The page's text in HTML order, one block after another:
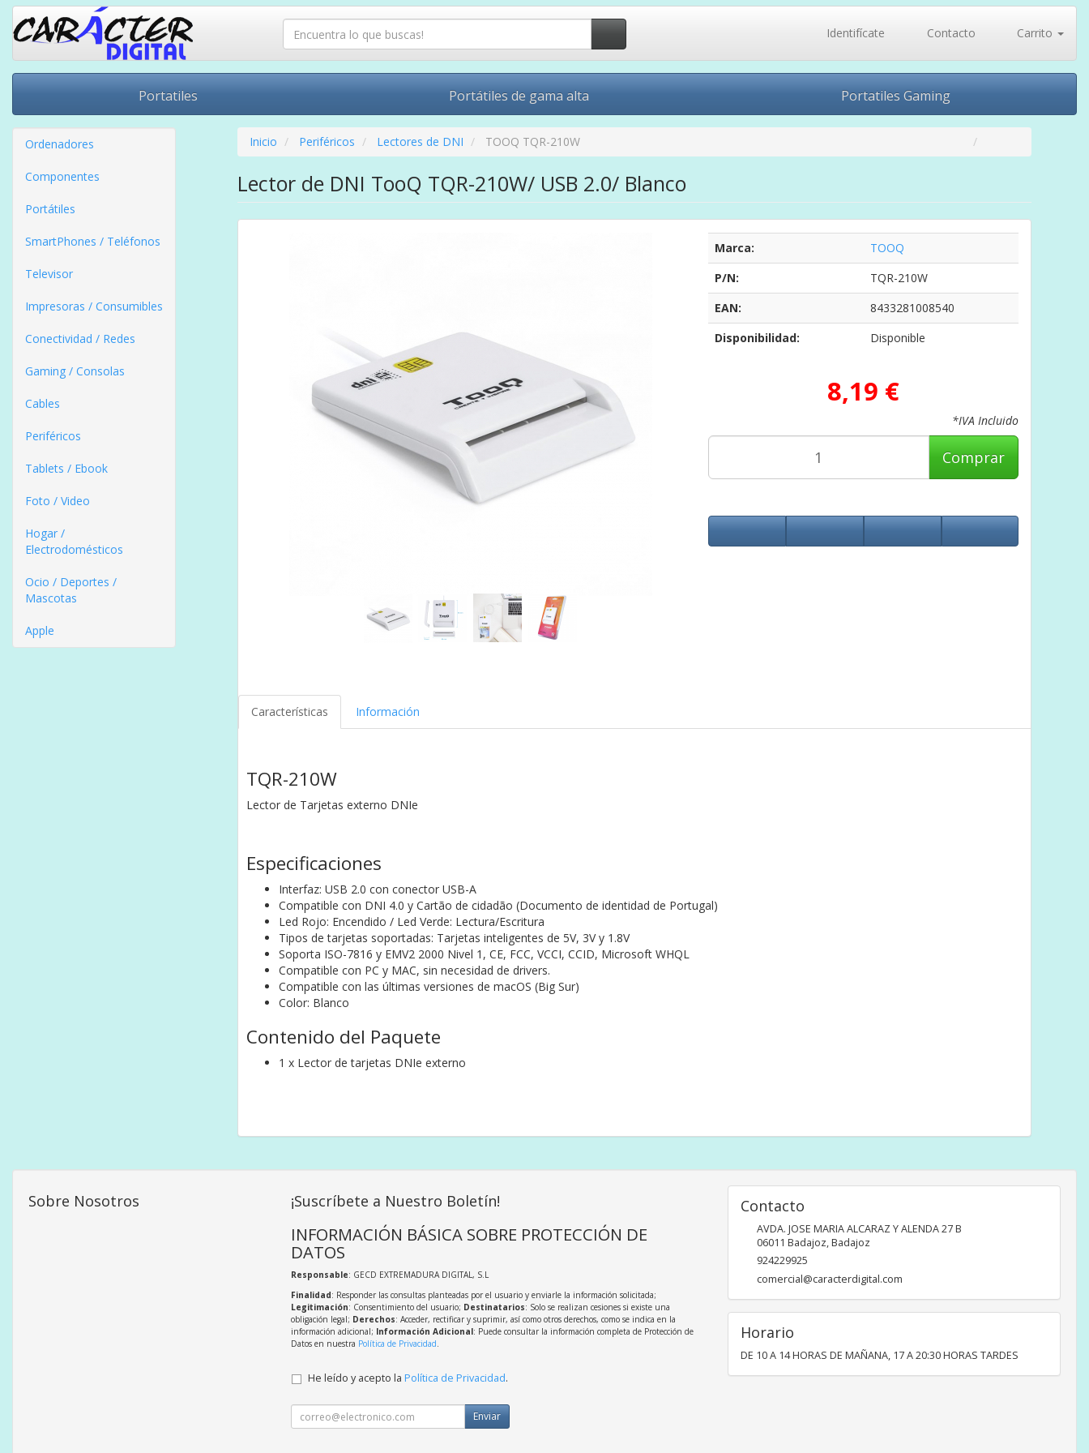
Identifícate Contacto Carrito
Portatiles Portátiles de gama alta Portatiles Gaming
Ordenadores
Componentes
Portátiles
SmartPhones / Teléfonos
Televisor
Impresoras / Consumibles
Conectividad / Redes
Gaming / Consolas
Cables
Periféricos
Tablets / Ebook
Foto / Video
Hogar /
Electrodomésticos
Ocio / Deportes /
Mascotas
Apple
Inicio Periféricos Lectores de DNI TOOQ TQR-210W
Lector de DNI TooQ TQR-210W/ USB 2.0/ Blanco
Marca:
TOOQ
P/N:
TQR-210W
EAN:
8433281008540
Disponibilidad:
Disponible
8,19 €
*IVA Incluido
Comprar
Características Información
TQR-210W
Lector de Tarjetas externo DNIe
Especificaciones
Interfaz: USB 2.0 con conector USB-A
Compatible con DNI 4.0 y Cartão de cidadão (Documento de identidad de Portugal)
Led Rojo: Encendido / Led Verde: Lectura/Escritura
Tipos de tarjetas soportadas: Tarjetas inteligentes de 5V, 3V y 1.8V
Soporta ISO-7816 y EMV2 2000 Nivel 1, CE, FCC, VCCI, CCID, Microsoft WHQL
Compatible con PC y MAC, sin necesidad de drivers.
Compatible con las últimas versiones de macOS (Big Sur)
Color: Blanco
Contenido del Paquete
1 x Lector de tarjetas DNIe externo
Sobre Nosotros ¡Suscríbete a Nuestro Boletín!
INFORMACIÓN BÁSICA SOBRE PROTECCIÓN DE
DATOS
Responsable: GECD EXTREMADURA DIGITAL, S.L
Finalidad: Responder las consultas planteadas por el usuario y enviarle la información solicitada;
Legitimación: Consentimiento del usuario; Destinatarios: Solo se realizan cesiones si existe una
obligación legal; Derechos: Acceder, rectificar y suprimir, así como otros derechos, como se indica en la
información adicional; Información Adicional: Puede consultar la información completa de Protección de
Datos en nuestra Política de Privacidad.
He leído y acepto la Política de Privacidad.
Enviar
Contacto
AVDA. JOSE MARIA ALCARAZ Y ALENDA 27 B
06011 Badajoz,Badajoz
924229925
comercial@caracterdigital.com
Horario
DE 10 A 14 HORAS DE MAÑANA, 17 A 20:30 HORAS TARDES